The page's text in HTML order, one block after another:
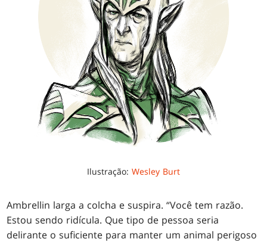
Ilustração: Wesley Burt
Ambrellin larga a colcha e suspira. “Você tem razão.
Estou sendo ridícula. Que tipo de pessoa seria
delirante o suficiente para manter um animal perigoso